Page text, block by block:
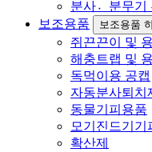
분사분〮무기
보조용품
보조용품
쥐끈끈이 및
해충트랩 및
독먹이용 공캡
자동분사퇴치
동물기피용품
모기진드기기
확산제